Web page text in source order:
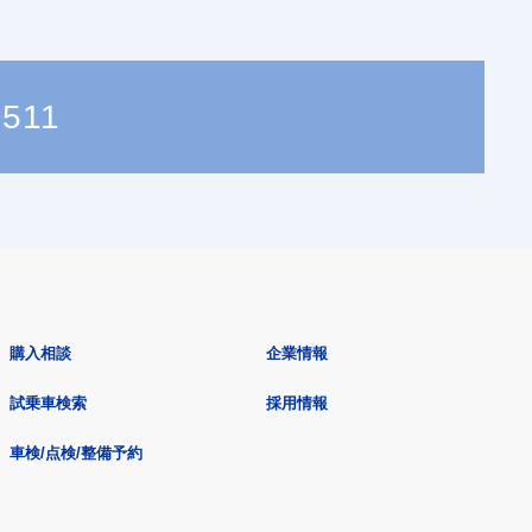
購入相談
試乗車検索
車検/点検/整備予約
企業情報
採用情報